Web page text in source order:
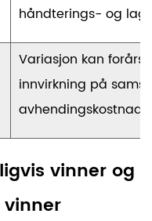
håndterings- og
Variasjon kan
innvirkning på
vinner og